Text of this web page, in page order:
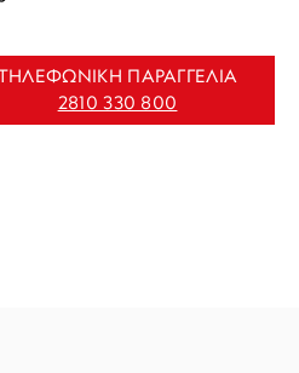
ΤΗΛΕΦΩΝΙΚΗ ΠΑΡΑΓΓΕΛΙΑ
2810 330 800